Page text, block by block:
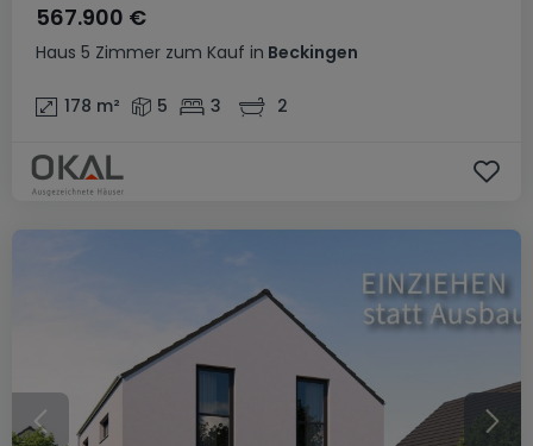
Haus 5 Zimmer zum Kauf in Beckingen
567.900 €
178 m² 5 3 2